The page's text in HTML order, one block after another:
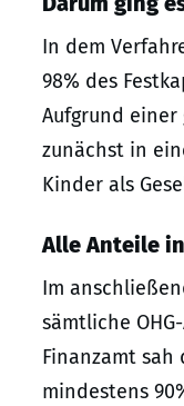
In dem
98% des
Aufgrund
zunächst in
Kinder als
Alle Anteile
Im
sämtliche
Finanzamt sah
mindestens